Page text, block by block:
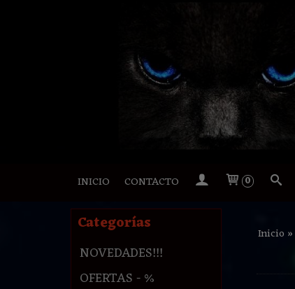
INICIO CONTACTO 0
Categorías
NOVEDADES!!!
OFERTAS - %
Inicio »